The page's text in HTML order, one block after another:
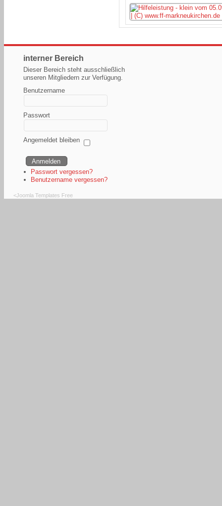
interner Bereich
Dieser Bereich steht ausschließlich
unseren Mitgliedern zur Verfügung.
Benutzername
Passwort
Angemeldet bleiben
Passwort vergessen?
Benutzername vergessen?
<Joomla Templates Free